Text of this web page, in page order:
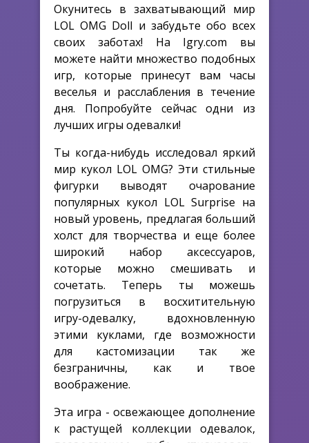
Окунитесь в захватывающий мир
LOL OMG Doll и забудьте обо всех
своих заботах! На Igry.com вы
можете найти множество подобных
игр, которые принесут вам часы
веселья и расслабления в течение
дня. Попробуйте сейчас одни из
лучших игры одевалки!
Ты когда-нибудь исследовал яркий
мир кукол LOL OMG? Эти стильные
фигурки выводят очарование
популярных кукол LOL Surprise на
новый уровень, предлагая больший
холст для творчества и еще более
широкий набор аксессуаров,
которые можно смешивать и
сочетать. Теперь ты можешь
погрузиться в восхитительную
игру-одевалку, вдохновленную
этими куклами, где возможности
для кастомизации так же
безграничны, как и твое
воображение.
Эта игра - освежающее дополнение
к растущей коллекции одевалок,